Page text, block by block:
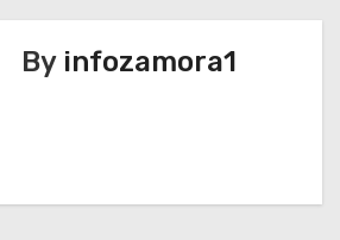
By infozamora1